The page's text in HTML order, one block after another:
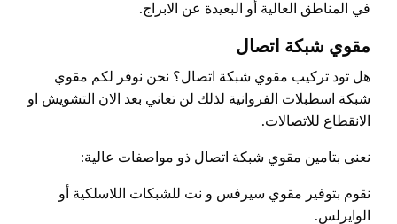
في المناطق العالية أو البعيدة عن الابراج.
مقوي شبكة اتصال
هل تود تركيب مقوي شبكة اتصال؟ نحن نوفر لكم مقوي
شبكة اسطبلات الفروانية لذلك لن تعاني بعد الان التشويش او
الانقطاع للاتصالات.
نعنى بتامين مقوي شبكة اتصال ذو مواصفات عالية:
نقوم بتوفير مقوي سيرفس و نت للشبكات اللاسلكية أو
الوايرلس.